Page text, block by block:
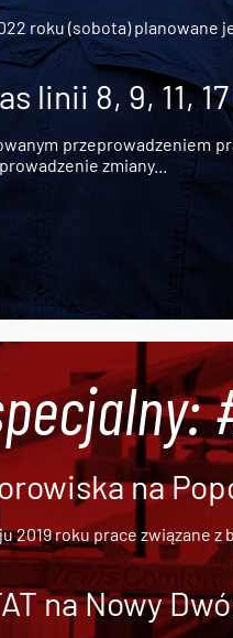
roku (sobota)
linii 8, 9, 11,
przeprowadzeniem
zmiany...
na
2019 roku prace związane
na Nowy